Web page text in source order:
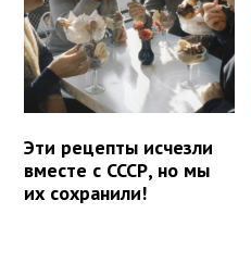
Эти рецепты исчезли
вместе с СССР, но мы
их сохранили!